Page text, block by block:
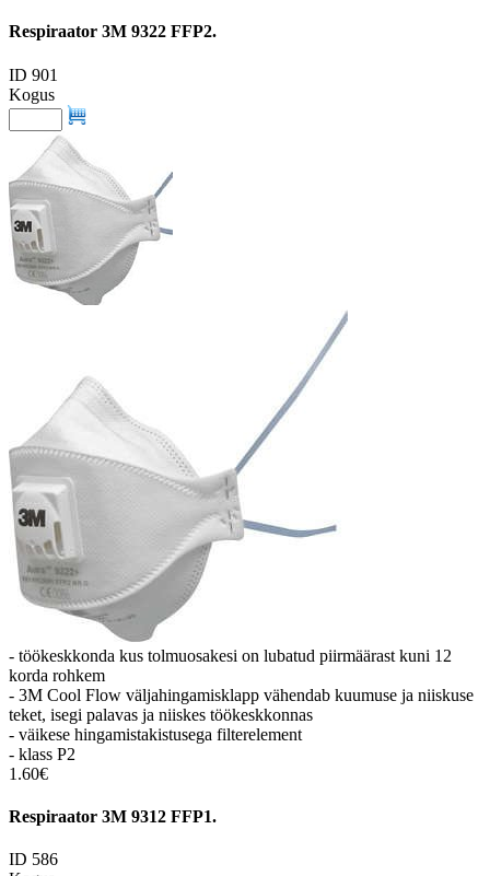
Respiraator 3M 9322 FFP2.
ID 901
Kogus
- töökeskkonda kus tolmuosakesi on lubatud piirmäärast kuni 12
korda rohkem
- 3M Cool Flow väljahingamisklapp vähendab kuumuse ja niiskuse
teket, isegi palavas ja niiskes töökeskkonnas
- väikese hingamistakistusega filterelement
- klass P2
1.60€
Respiraator 3M 9312 FFP1.
ID 586